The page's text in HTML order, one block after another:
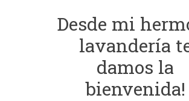
Desde mi
lavandería
damos la
bienvenida!